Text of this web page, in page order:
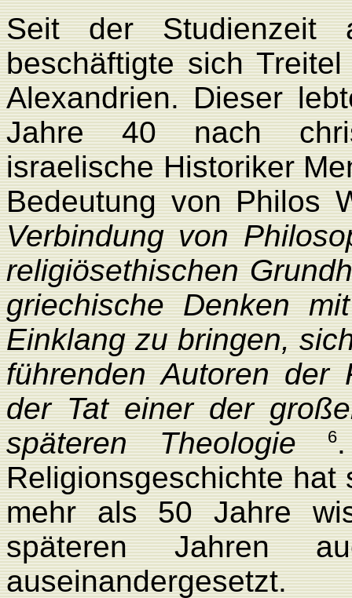
Seit der Studienzeit
beschäftigte sich
Alexandrien. Dieser
Jahre 40 nach
israelische Historiker
Bedeutung von Philos
Verbindung von
religiösethischen
griechische Denken
Einklang zu bringen,
führenden Autoren der
der Tat einer der
späteren Theologie
6
Religionsge­schichte hat
mehr als 50 Jahre
späteren Jahren
auseinandergesetzt.